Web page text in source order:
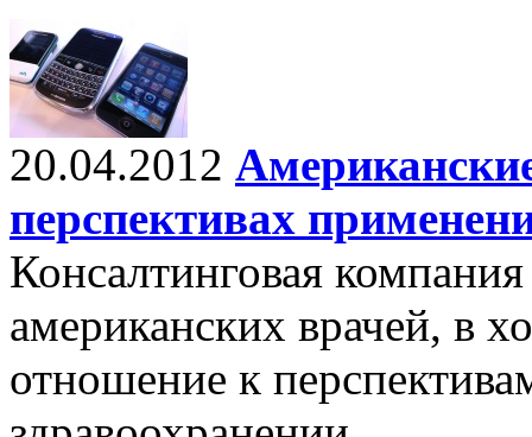
20.04.2012
перспективах
Консалтинговая
американских врачей, в
отношение к